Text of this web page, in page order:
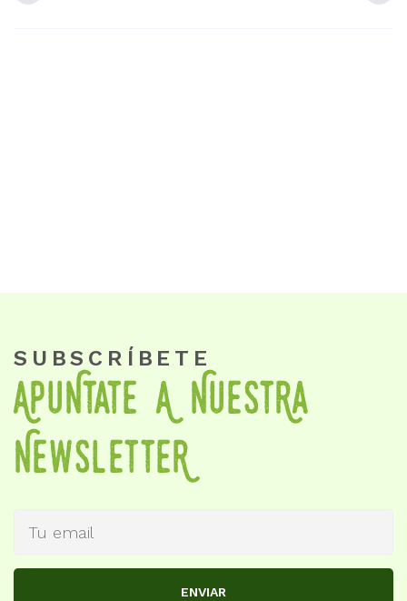
SUBSCRÍBETE
APuNtate A NueStRa
NewSletteR
ENVIAR